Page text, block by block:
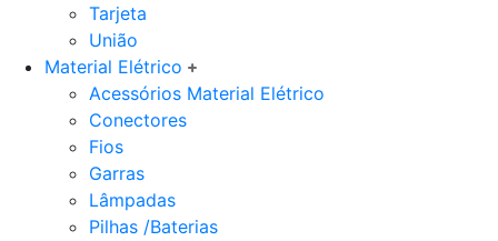
Tarjeta
União
Material Elétrico
Acessórios Material Elétrico
Conectores
Fios
Garras
Lâmpadas
Pilhas /Baterias